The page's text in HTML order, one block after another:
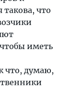
что
иметь
что, думаю,